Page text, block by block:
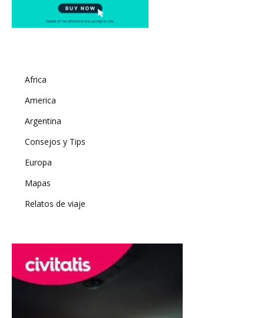
Africa
America
Argentina
Consejos y Tips
Europa
Mapas
Relatos de viaje